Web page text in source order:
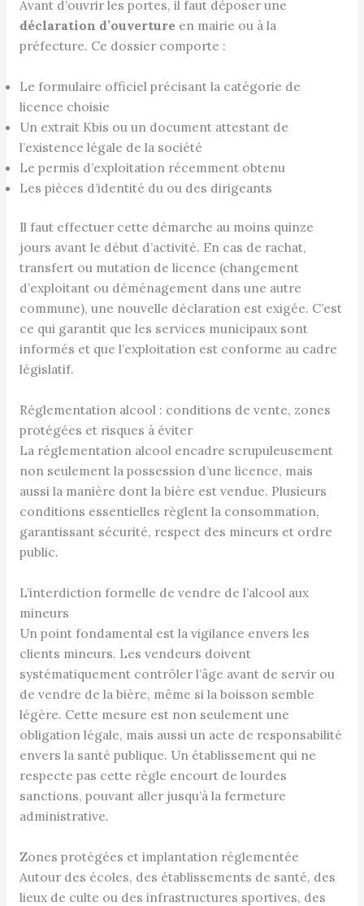
Avant d’ouvrir les portes, il faut déposer une
déclaration d’ouvertureen mairie ou à la
préfecture. Ce dossier comporte :
Le formulaire officiel précisant la catégorie de
licence choisie
Un extrait Kbis ou un document attestant de
l’existence légale de la société
Le permis d’exploitation récemment obtenu
Les pièces d’identité du ou des dirigeants
Il faut effectuer cette démarche au moins quinze
jours avant le début d’activité. En cas de rachat,
transfert ou mutation de licence (changement
d’exploitant ou déménagement dans une autre
commune), une nouvelle déclaration est exigée. C’est
ce qui garantit que les services municipaux sont
informés et que l’exploitation est conforme au cadre
législatif.
Réglementation alcool : conditions de vente, zones
protégées et risques à éviter
La réglementation alcool encadre scrupuleusement
non seulement la possession d’une licence, mais
aussi la manière dont la bière est vendue. Plusieurs
conditions essentielles règlent la consommation,
garantissant sécurité, respect des mineurs et ordre
public.
L’interdiction formelle de vendre de l’alcool aux
mineurs
Un point fondamental est la vigilance envers les
clients mineurs. Les vendeurs doivent
systématiquement contrôler l’âge avant de servir ou
de vendre de la bière, même si la boisson semble
légère. Cette mesure est non seulement une
obligation légale, mais aussi un acte de responsabilité
envers la santé publique. Un établissement qui ne
respecte pas cette règle encourt de lourdes
sanctions, pouvant aller jusqu’à la fermeture
administrative.
Zones protégées et implantation réglementée
Autour des écoles, des établissements de santé, des
lieux de culte ou des infrastructures sportives, des